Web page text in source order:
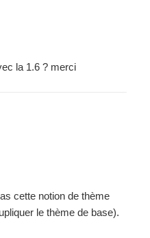
la 1.6 ? merci
cette notion de thème
le thème de base).